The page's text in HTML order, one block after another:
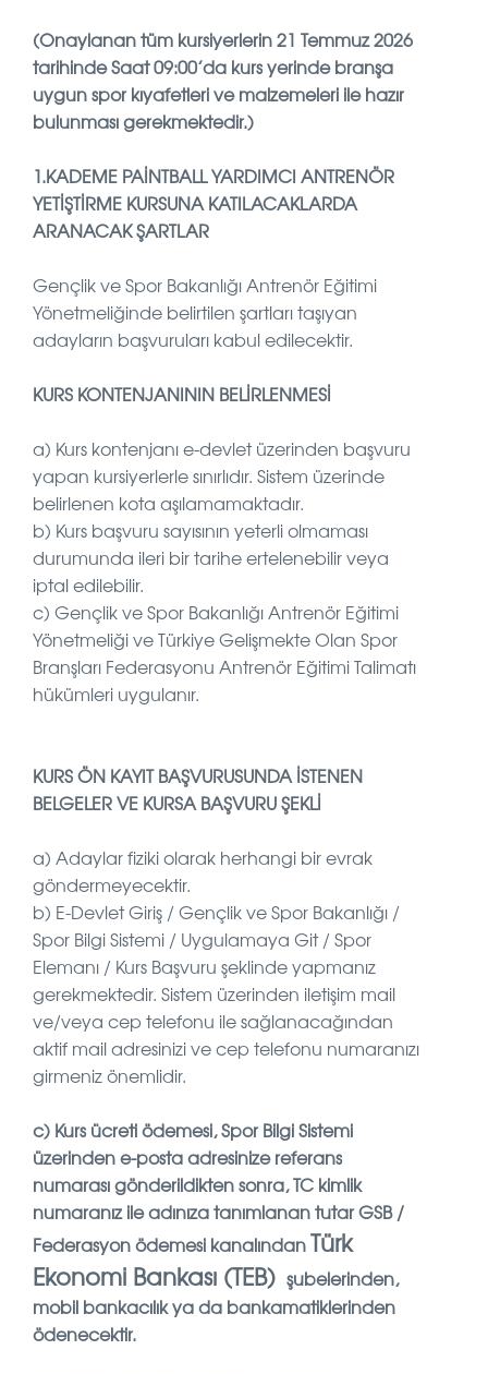
(Onaylanan tüm kursiyerlerin 21 Temmuz 2026
tarihinde Saat 09:00’da kurs yerinde branşa
uygun spor kıyafetleri ve malzemeleri ile hazır
bulunması gerekmektedir.)
1.KADEME PAİNTBALL YARDIMCI ANTRENÖR
YETİŞTİRME KURSUNA KATILACAKLARDA
ARANACAK ŞARTLAR
Gençlik ve Spor Bakanlığı Antrenör Eğitimi
Yönetmeliğinde belirtilen şartları taşıyan
adayların başvuruları kabul edilecektir.
KURS KONTENJANININ BELİRLENMESİ
a) Kurs kontenjanı e-devlet üzerinden başvuru
yapan kursiyerlerle sınırlıdır. Sistem üzerinde
belirlenen kota aşılamamaktadır.
b) Kurs başvuru sayısının yeterli olmaması
durumunda ileri bir tarihe ertelenebilir veya
iptal edilebilir.
c) Gençlik ve Spor Bakanlığı Antrenör Eğitimi
Yönetmeliği veTürkiye Gelişmekte Olan Spor
Branşları Federasyonu Antrenör Eğitimi Talimatı
hükümleri uygulanır.
KURS ÖN KAYIT BAŞVURUSUNDA İSTENEN
BELGELER VE KURSA BAŞVURU ŞEKLİ
a) Adaylar fiziki olarak herhangi bir evrak
göndermeyecektir.
b) E-Devlet Giriş / Gençlik ve Spor Bakanlığı /
Spor Bilgi Sistemi / Uygulamaya Git / Spor
Elemanı / Kurs Başvuru şeklinde yapmanız
gerekmektedir. Sistem üzerinden iletişim mail
ve/veya cep telefonu ile sağlanacağından
aktif mail adresinizi ve cep telefonu numaranızı
girmeniz önemlidir.
c) Kurs ücreti ödemesi, Spor Bilgi Sistemi
üzerinden e-posta adresinize referans
numarası gönderildikten sonra, TC kimlik
numaranız ile adınıza tanımlanan tutar GSB /
Federasyon ödemesi kanalındanTürk
Ekonomi Bankası (TEB) şubelerinden,
mobil bankacılık ya da bankamatiklerinden
ödenecektir.